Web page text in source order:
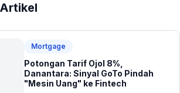
Mortgage
Potongan Tarif Ojol 8%,
Danantara: Sinyal GoTo Pindah
"Mesin Uang" ke Fintech